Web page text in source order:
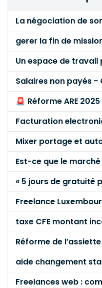
La négociation de
gerer la fin de
Salaires non payés -
Facturation
Freelance
taxe CFE montant
Réforme de